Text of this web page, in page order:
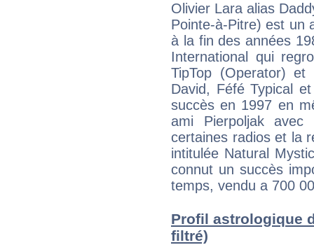
Olivier Lara alias
Pointe-à-Pitre) est un
à la fin des années
International qui
TipTop (Operator)
David, Féfé Typical
succès en 1997 en
ami Pierpoljak
certaines radios et la
intitulée Natural
connut un succès
temps, vendu a 700
Profil astrologique
filtré)